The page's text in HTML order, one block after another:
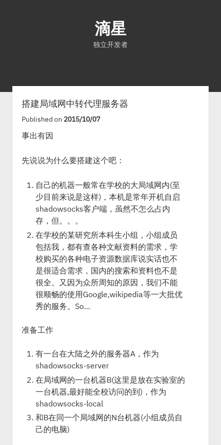
滴星
独立开发者
文章
关于
搭建局域网中转代理服务器
Published on 2015/10/07
事出有因
先说说为什么要搭建这个吧：
自己的机器一般常在学校的大局域网内(至
少目前来说是这样)，本机是常年开机自启
shadowsocks客户端，虽然不怎么占内
存，但。。。
在学校的某研究所本科生小组，小组成员
包括我，都有查各种文献资料的需求，学
校购买的各种电子资源数据库说实话也不
是很适合需求，国内的搜索和资料也不是
很全。又因为众所周知的原因，我们不能
很顺畅的使用Google,wikipedia等一大批优
秀的服务。So…
准备工作
有一台在大陆之外的服务器A，作为
shadowsocks-server
在局域网的一台机器B(这里是放在实验室的
一台机器,最好能全校访问的到)，作为
shadowsocks-local
和B在同一个局域网的N台机器(小组成员自
己的电脑)